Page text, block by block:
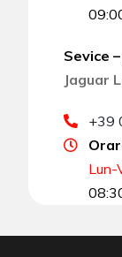
Sevice
Jaguar
+39
Lun-
08:30